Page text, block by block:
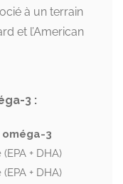
à un terrain
et l’American
3 :
oméga-3
+ DHA)
+ DHA)